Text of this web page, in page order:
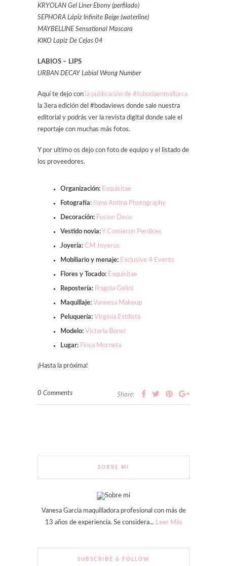
KRYOLAN Gel Liner Ebony (perfilado)
SEPHORA Lápiz Infinite Beige (waterline)
MAYBELLINE Sensational Mascara
KIKO Lapiz De Cejas 04
LABIOS – LIPS
URBAN DECAY Labial Wrong Number
Aquí te dejo con la publicación de #tubodaenmallorca
la 3era edición del #bodaviews donde sale nuestra
editorial y podrás ver la revista digital donde sale el
reportaje con muchas más fotos.
Y por ultimo os dejo con foto de equipo y el listado de
los proveedores.
Organización: Exquisitae
Fotografía: Ilona Antina Photography
Decoración: Fusion Deco
Vestido novia: Y Comieron Perdices
Joyería: CM Joyeros
Mobiliario y menaje: Exclusive 4 Events
Flores y Tocado: Exquisitae
Repostería: Fragola Gelini
Maquillaje: Vannesa Makeup
Peluquería: Virginia Estilista
Modelo: Victoria Bonet
Lugar: Finca Morneta
¡Hasta la próxima!
0 Comments Share:
SOBRE MI
Vanesa Garcia maquilladora profesional con más de
13 años de experiencia. Se considera... Leer Más
SUBSCRIBE & FOLLOW